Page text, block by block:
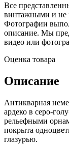
Все
винтажными и не
Фотографии
описание. Мы
видео или
Оценка товара
Описание
Антикварная
ардеко в серо-
рельефными
покрыта
глазурью.